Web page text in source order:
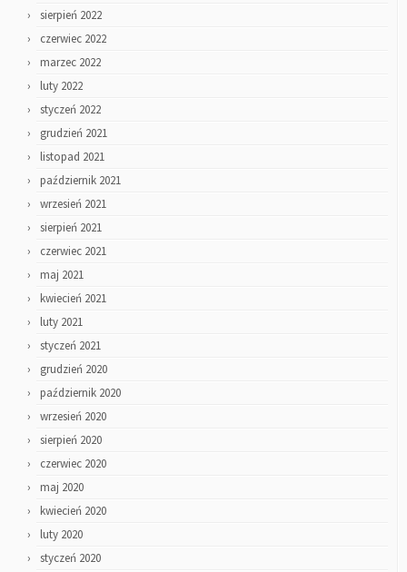
sierpień 2022
czerwiec 2022
marzec 2022
luty 2022
styczeń 2022
grudzień 2021
listopad 2021
październik 2021
wrzesień 2021
sierpień 2021
czerwiec 2021
maj 2021
kwiecień 2021
luty 2021
styczeń 2021
grudzień 2020
październik 2020
wrzesień 2020
sierpień 2020
czerwiec 2020
maj 2020
kwiecień 2020
luty 2020
styczeń 2020